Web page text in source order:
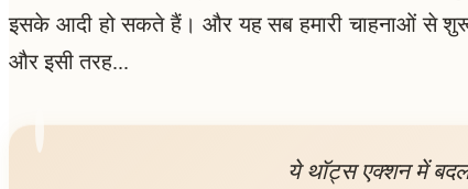
इसके आदी हो सकते हैं। और यह सब हमारी चाहनाओं से शुरू
और इसी तरह...
ये थॉट्स एक्शन में